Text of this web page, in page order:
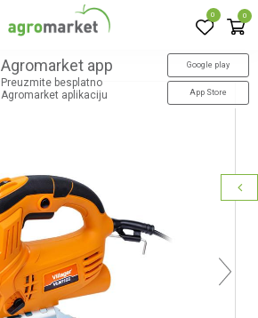
0 0
Agromarket app
Preuzmite besplatno
Agromarket aplikaciju
Google play
App Store